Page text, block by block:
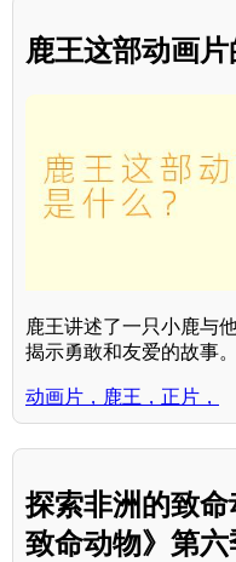
鹿王这部动画
鹿王讲述了一只小鹿与
揭示勇敢和友爱的故事。
动画片，鹿王，正片，
探索非洲的致
致命动物》第